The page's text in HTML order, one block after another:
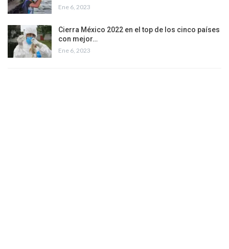
Ene 6, 2023
Cierra México 2022 en el top de los cinco países
con mejor…
Ene 6, 2023